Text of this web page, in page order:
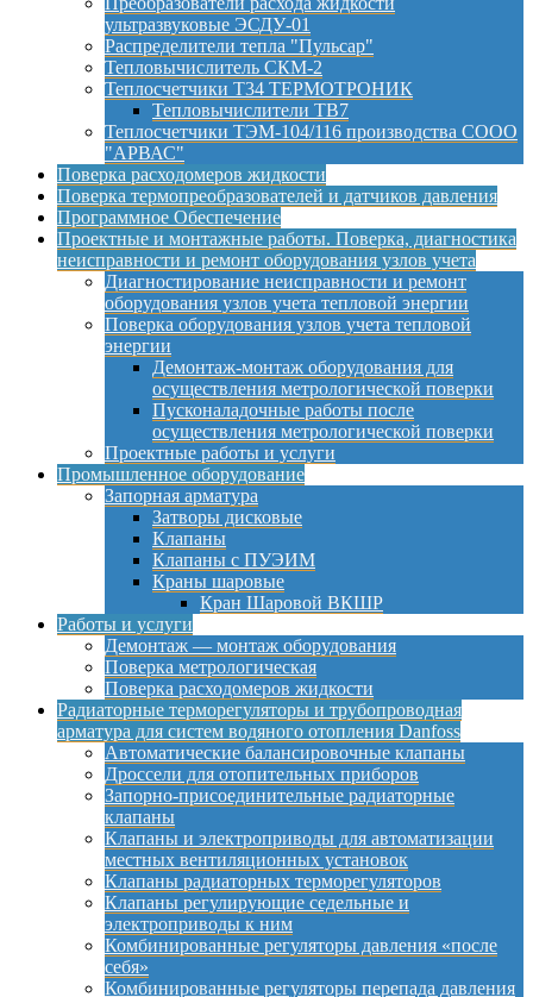
ультразвуковые ЭСДУ-01
Распределители тепла "Пульсар"
Тепловычислитель СКМ-2
Теплосчетчики Т34 ТЕРМОТРОНИК
Тепловычислители ТВ7
Теплосчетчики ТЭМ-104/116 производства СООО
"АРВАС"
Поверка расходомеров жидкости
Поверка термопреобразователей и датчиков давления
Программное Обеспечение
Проектные и монтажные работы. Поверка, диагностика
неисправности и ремонт оборудования узлов учета
Диагностирование неисправности и ремонт
оборудования узлов учета тепловой энергии
Поверка оборудования узлов учета тепловой
энергии
Демонтаж-монтаж оборудования для
осуществления метрологической поверки
Пусконаладочные работы после
осуществления метрологической поверки
Проектные работы и услуги
Промышленное оборудование
Запорная арматура
Затворы дисковые
Клапаны
Клапаны с ПУЭИМ
Краны шаровые
Кран Шаровой ВКШР
Работы и услуги
Демонтаж — монтаж оборудования
Поверка метрологическая
Поверка расходомеров жидкости
Радиаторные терморегуляторы и трубопроводная
арматура для систем водяного отопления Danfoss
Автоматические балансировочные клапаны
Дроссели для отопительных приборов
Запорно-присоединительные радиаторные
клапаны
Клапаны и электроприводы для автоматизации
местных вентиляционных установок
Клапаны радиаторных терморегуляторов
Клапаны регулирующие седельные и
электроприводы к ним
Комбинированные регуляторы давления «после
себя»
Комбинированные регуляторы перепада давления